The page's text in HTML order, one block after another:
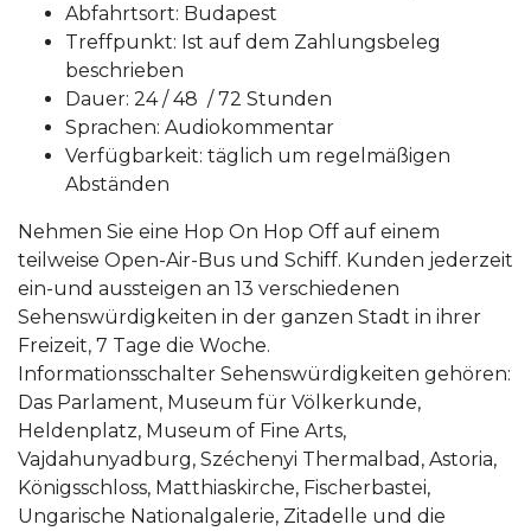
Abfahrtsort: Budapest
Treffpunkt: Ist auf dem Zahlungsbeleg
beschrieben
Dauer: 24 / 48 / 72 Stunden
Sprachen: Audiokommentar
Verfügbarkeit: täglich um regelmäßigen
Abständen
Nehmen Sie eine Hop On Hop Off auf einem
teilweise Open-Air-Bus und Schiff. Kunden jederzeit
ein-und aussteigen an 13 verschiedenen
Sehenswürdigkeiten in der ganzen Stadt in ihrer
Freizeit, 7 Tage die Woche.
Informationsschalter Sehenswürdigkeiten gehören:
Das Parlament, Museum für Völkerkunde,
Heldenplatz, Museum of Fine Arts,
Vajdahunyadburg, Széchenyi Thermalbad, Astoria,
Königsschloss, Matthiaskirche, Fischerbastei,
Ungarische Nationalgalerie, Zitadelle und die